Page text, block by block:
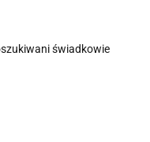
świadkowie